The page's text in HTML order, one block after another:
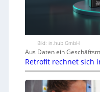
Bild: in.hub GmbH
Aus Daten ein
Retrofit rechnet sich